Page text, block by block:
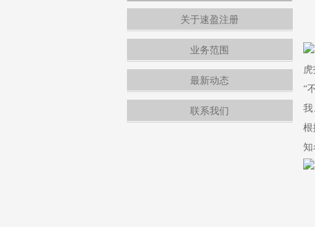
关于速盈注册
业务范围
最新动态
联系我们
“
我
根
知